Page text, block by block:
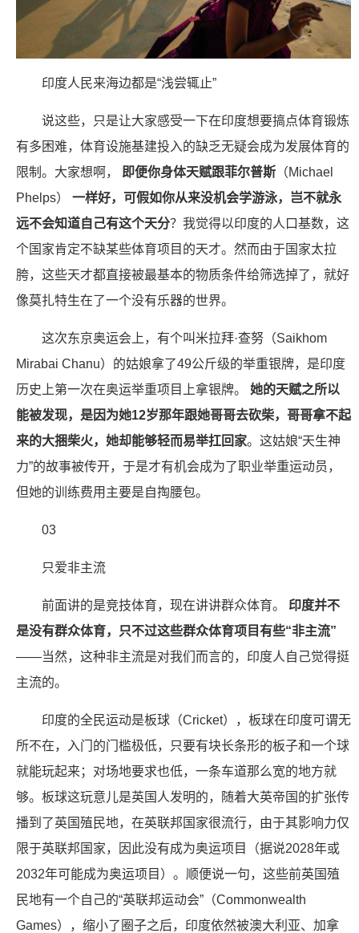
印度人民来海边都是“浅尝辄止”
说这些，只是让大家感受一下在印度想要搞点体育锻炼
有多困难，体育设施基建投入的缺乏无疑会成为发展体育的
限制。大家想啊，
即便你身体天赋跟菲尔普斯 （Michael
Phelps） 一样好，可假如你从来没机会学游泳，岂不就永
远不会知道自己有这个天分？我觉得以印度的人口基数，这
个国家肯定不缺某些体育项目的天才。然而由于国家太拉
胯，这些天才都直接被最基本的物质条件给筛选掉了，就好
像莫扎特生在了一个没有乐器的世界。
这次东京奥运会上，有个叫米拉拜·查努（Saikhom
Mirabai Chanu）的姑娘拿了49公斤级的举重银牌，是印度
历史上第一次在奥运举重项目上拿银牌。 她的天赋之所以
能被发现，是因为她12岁那年跟她哥哥去砍柴，哥哥拿不起
来的大捆柴火，她却能够轻而易举扛回家。这姑娘“天生神
力”的故事被传开，于是才有机会成为了职业举重运动员，
但她的训练费用主要是自掏腰包。
03
只爱非主流
前面讲的是竞技体育，现在讲讲群众体育。 印度并不
是没有群众体育，只不过这些群众体育项目有些“非主流”
——当然，这种非主流是对我们而言的，印度人自己觉得挺
主流的。
印度的全民运动是板球（Cricket），板球在印度可谓无
所不在，入门的门槛极低，只要有块长条形的板子和一个球
就能玩起来；对场地要求也低，一条车道那么宽的地方就
够。板球这玩意儿是英国人发明的，随着大英帝国的扩张传
播到了英国殖民地，在英联邦国家很流行，由于其影响力仅
限于英联邦国家，因此没有成为奥运项目（据说2028年或
2032年可能成为奥运项目）。顺便说一句，这些前英国殖
民地有一个自己的“英联邦运动会”（Commonwealth
Games），缩小了圈子之后，印度依然被澳大利亚、加拿